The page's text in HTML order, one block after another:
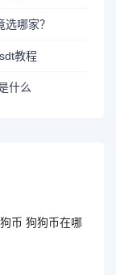
哪家？
教程
什么
币 狗狗币在哪